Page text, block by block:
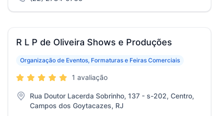
R L P de Oliveira Shows e Produções
Organização de Eventos, Formaturas e Feiras Comerciais
1 avaliação
Rua Doutor Lacerda Sobrinho, 137 - s-202, Centro,
Campos dos Goytacazes, RJ